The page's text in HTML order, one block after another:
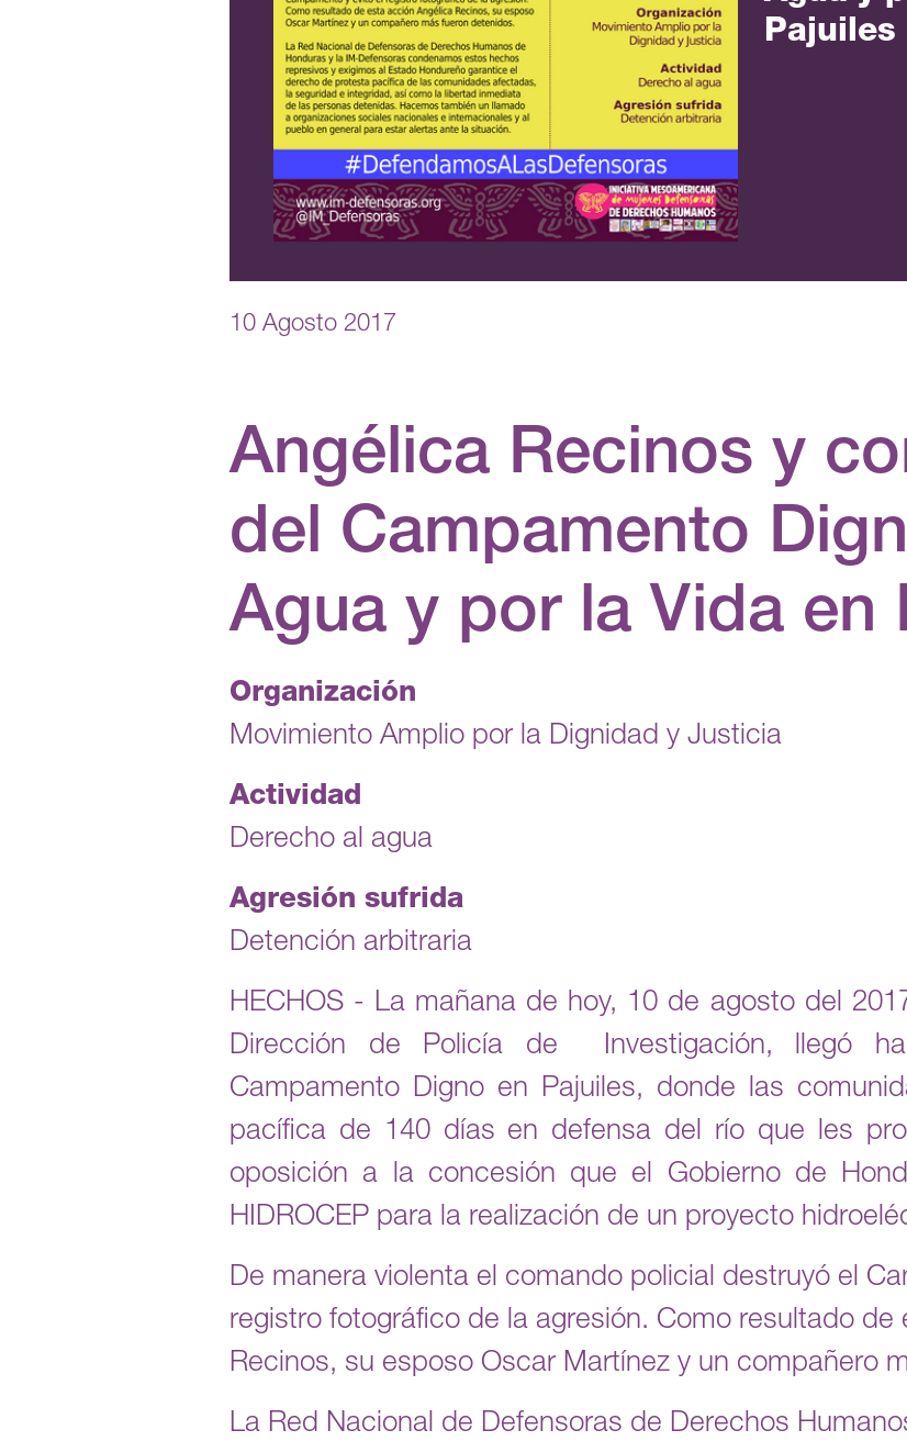
Pajuiles
10 Agosto 2017
Angélica Recinos y
del Campamento
Agua y por la Vida en
Organización
Movimiento Amplio por la Dignidad y Justicia
Actividad
Derecho al agua
Agresión sufrida
Detención arbitraria
HECHOS - La mañana de hoy, 10 de agosto del
Dirección de Policía de Investigación, llegó
Campamento Digno en Pajuiles, donde las
pacífica de 140 días en defensa del río que les
oposición a la concesión que el Gobierno de
HIDROCEP para la realización de un proyecto
De manera violenta el comando policial destruyó el
registro fotográfico de la agresión. Como resultado de
Recinos, su esposo Oscar Martínez y un compañero
La Red Nacional de Defensoras de Derechos